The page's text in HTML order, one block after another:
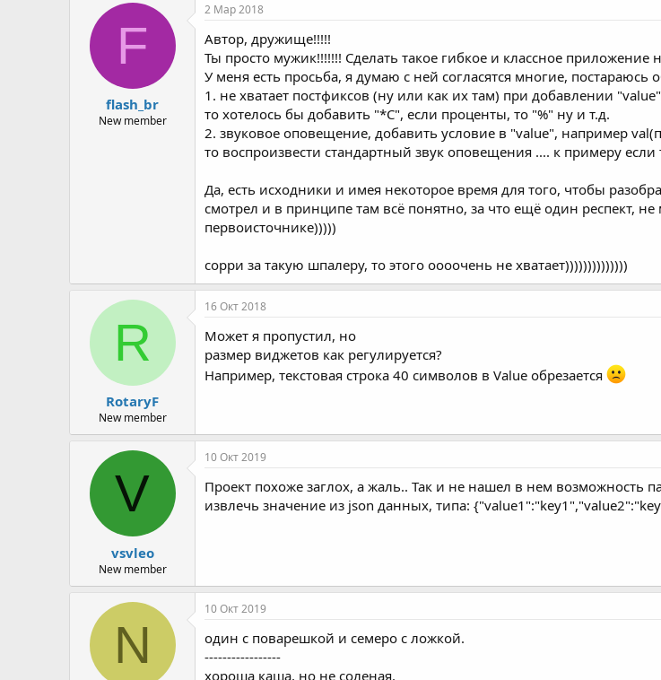
F
flash_br
New member
2 Мар 2018
Автор, дружище!!!!!
Ты просто мужик!!!!!!! Сделать такое гибкое и классное приложение
У меня есть просьба, я думаю с ней согласятся многие, постараюсь
1. не хватает постфиксов (ну или как их там) при добавлении
то хотелось бы добавить "*С", если проценты, то "%" ну и т.д.
2. звуковое оповещение, добавить условие в "value", например
то воспроизвести стандартный звук оповещения .... к примеру
Да, есть исходники и имея некоторое время для того, чтобы
смотрел и в принципе там всё понятно, за что ещё один респект,
первоисточнике)))))
сорри за такую шпалеру, то этого оооочень не хватает))))))))))))))
R
RotaryF
New member
16 Окт 2018
Может я пропустил, но
размер виджетов как регулируется?
Например, текстовая строка 40 символов в Value обрезается
V
vsvleo
New member
10 Окт 2019
Проект похоже заглох, а жаль.. Так и не нашел в нем возможность
извлечь значение из json данных, типа:
N
10 Окт 2019
один с поварешкой и семеро с ложкой.
-----------------
хороша каша, но не соленая.